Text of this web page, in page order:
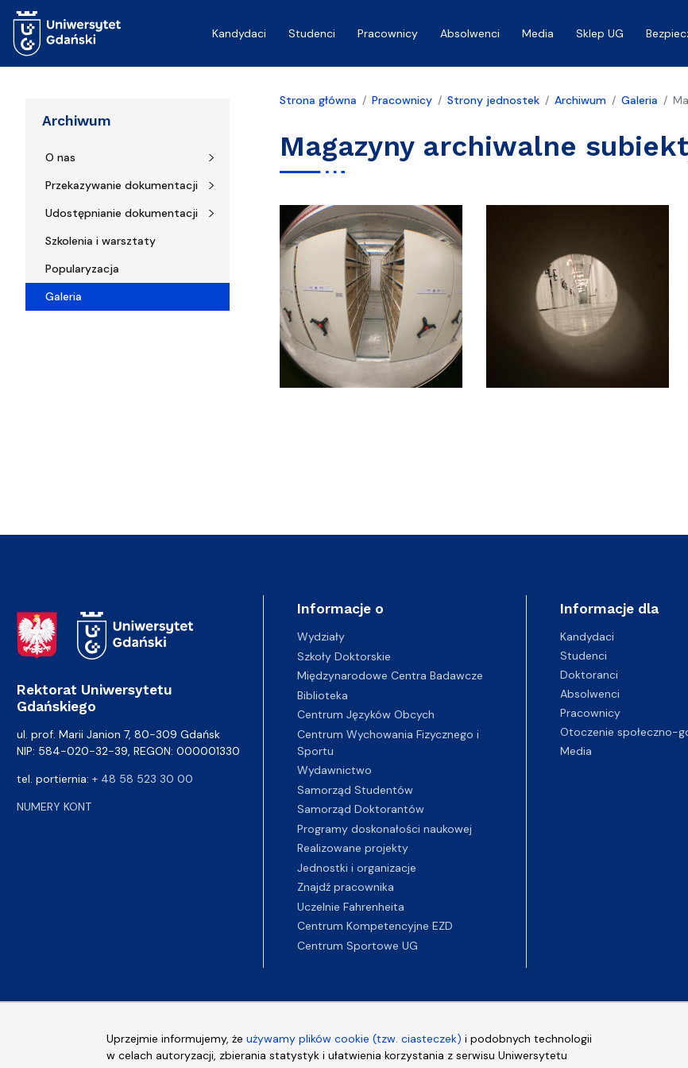
Uprzejmie informujemy, żeużywamy plików cookie (tzw. ciasteczek) i podobnych technologii
w celach autoryzacji, zbierania statystyk i ułatwienia korzystania z serwisu Uniwersytetu
Kandydaci
Studenci Pracownicy Absolwenci Media Sklep UG
Archiwum
O nas
Przekazywanie dokumentacji
Udostępnianie dokumentacji
Szkolenia i warsztaty
Popularyzacja
Galeria
Strona główna Pracownicy Strony jednostek Archiwum Galeria
Magazyny archiwalne
Adres Rektoratu
Rektorat Uniwersytetu
Gdańskiego
ul. prof. Marii Janion 7, 80-309 Gdańsk
NIP: 584-020-32-39, REGON: 000001330
tel. portiernia: + 48 58 523 30 00
NUMERY KONT
Informacje o
Wydziały
Szkoły Doktorskie
Międzynarodowe Centra Badawcze
Biblioteka
Centrum Języków Obcych
Centrum Wychowania Fizycznego i
Sportu
Wydawnictwo
Samorząd Studentów
Samorząd Doktorantów
Programy doskonałości naukowej
Realizowane projekty
Jednostki i organizacje
Znajdź pracownika
Uczelnie Fahrenheita
Centrum Kompetencyjne EZD
Centrum Sportowe UG
Informacje dla
Kandydaci
Studenci
Doktoranci
Absolwenci
Pracownicy
Otoczenie społeczno-
Media